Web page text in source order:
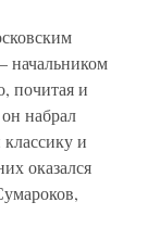
начальником
почитая и
набрал
и
оказался